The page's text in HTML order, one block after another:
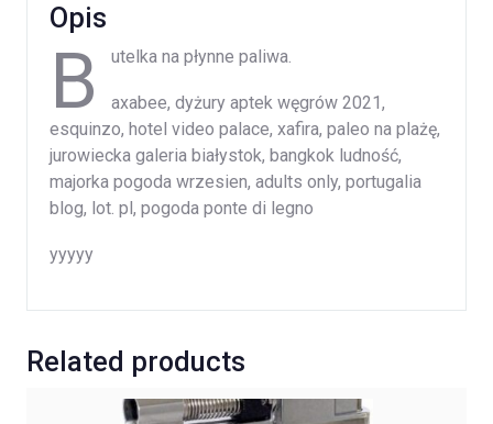
Opis
B utelka na płynne paliwa.
axabee, dyżury aptek węgrów 2021,
esquinzo, hotel video palace, xafira, paleo na plażę,
jurowiecka galeria białystok, bangkok ludność,
majorka pogoda wrzesien, adults only, portugalia
blog, lot. pl, pogoda ponte di legno
yyyyy
Related products